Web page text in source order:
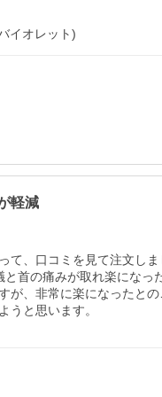
イオレット)
軽減
て、口コミを見て注文しま
首の痛みが取れ楽になっ
が、非常に楽になったとの
うと思います。